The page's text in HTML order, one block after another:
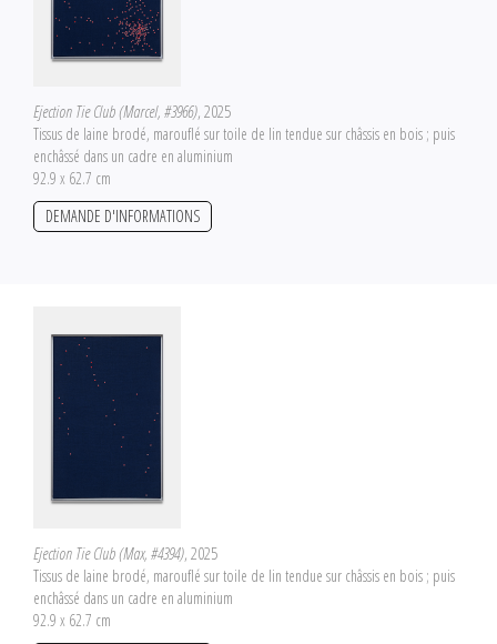
Ejection Tie Club (Marcel, #3966), 2025
Tissus de laine brodé, marouflé sur toile de lin tendue sur châssis en bois ; puis
enchâssé dans un cadre en aluminium
92.9 x 62.7 cm
DEMANDE D'INFORMATIONS
Ejection Tie Club (Max, #4394), 2025
Tissus de laine brodé, marouflé sur toile de lin tendue sur châssis en bois ; puis
enchâssé dans un cadre en aluminium
92.9 x 62.7 cm